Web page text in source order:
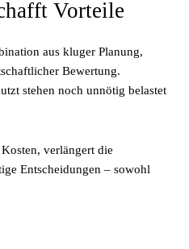
Vorteile
aus kluger Planung,
Bewertung.
stehen noch unnötig belastet
verlängert die
Entscheidungen – sowohl